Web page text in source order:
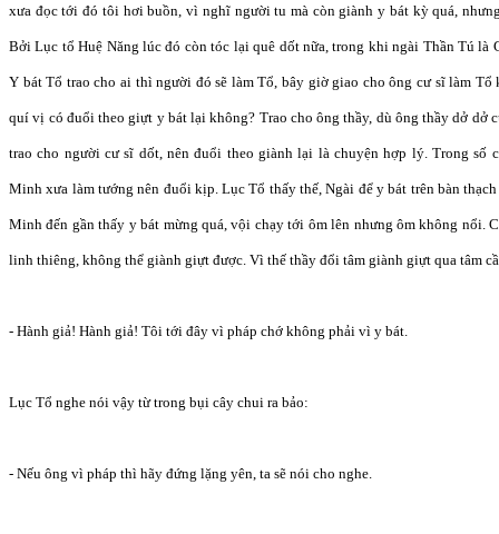
xưa đọc tới đó tôi hơi buồn, vì nghĩ người tu mà còn giành y bát kỳ quá,
Bởi Lục tổ Huệ Năng lúc đó còn tóc lại quê dốt nữa, trong khi ngài Thần Tú là
Y bát Tổ trao cho ai thì người đó sẽ làm Tổ, bây giờ giao cho ông cư sĩ làm Tổ
quí vị có đuổi theo giựt y bát lại không? Trao cho ông thầy, dù ông thầy dở dở
trao cho người cư sĩ dốt, nên đuổi theo giành lại là chuyện hợp lý. Trong số
Minh xưa làm tướng nên đuổi kịp. Lục Tổ thấy thế, Ngài để y bát trên bàn
Minh đến gần thấy y bát mừng quá, vội chạy tới ôm lên nhưng ôm không nổi.
linh thiêng, không thể giành giựt được. Vì thế thầy đổi tâm giành giựt qua tâm
- Hành giả! Hành giả! Tôi tới đây vì pháp chớ không phải vì y bát.
Lục Tổ nghe nói vậy từ trong bụi cây chui ra bảo:
- Nếu ông vì pháp thì hãy đứng lặng yên, ta sẽ nói cho nghe.